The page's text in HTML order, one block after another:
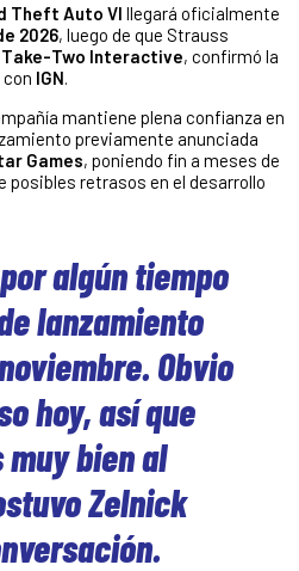
Theft Auto VI llegará oficialmente
2026, luego de que Strauss
Take-Two Interactive, confirmó la
IGN.
mantiene plena confianza en
previamente anunciada
Games, poniendo fin a meses de
posibles retrasos en el desarrollo
algún tiempo
lanzamiento
Obvio
hoy, así que
bien al
Zelnick